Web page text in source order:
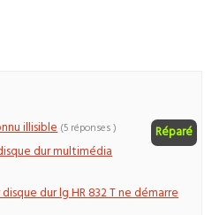
illisible Réparé
(5 réponses )
dur multimédia
dur lg HR 832 T ne démarre